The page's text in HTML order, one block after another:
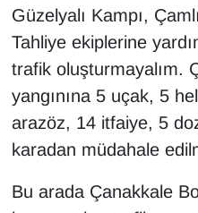
Güzelyalı Kampı,
Tahliye ekiplerine
trafik oluşturmayalım.
yangınına 5 uçak, 5
arazöz, 14 itfaiye, 5
karadan müdahale
Bu arada Çanakkale